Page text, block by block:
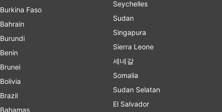
Burkina Faso
Bahrain
Burundi
Benin
Brunei
Bolivia
Brazil
Bahamas
Seychelles
Sudan
Singapura
Sierra Leone
세네갈
Somalia
Sudan Selatan
El Salvador